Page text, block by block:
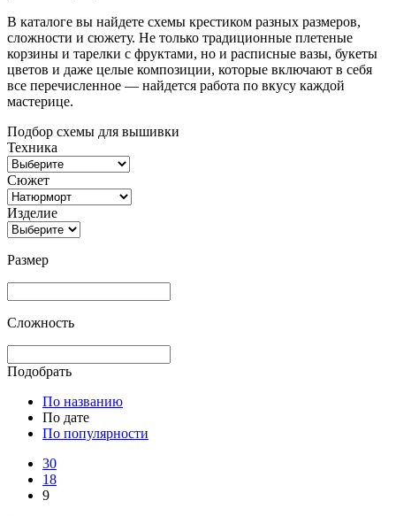
В каталоге вы найдете схемы крестиком разных размеров,
сложности и сюжету. Не только традиционные плетеные
корзины и тарелки с фруктами, но и расписные вазы, букеты
цветов и даже целые композиции, которые включают в себя
все перечисленное — найдется работа по вкусу каждой
мастерице.
Подбор схемы для вышивки
Техника
Сюжет
Изделие
Размер
Сложность
Подобрать
По названию
По дате
По популярности
30
18
9